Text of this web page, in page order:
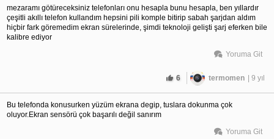
mezaramı götüreceksiniz telefonları onu hesapla bunu hesapla, ben yıllardır
çeşitli akıllı telefon kullandım hepsini pili komple bitirip sabah şarjdan aldım
hiçbir fark göremedim ekran sürelerinde, şimdi teknoloji gelişti şarj eferken bile
kalibre ediyor
Yoruma Git
6 termomen | 9 yıl
Bu telefonda konusurken yüzüm ekrana degip, tuslara dokunma çok
oluyor.Ekran sensörü çok başarılı değil sanırım
Yoruma Git